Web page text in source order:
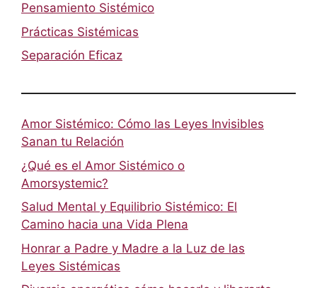
Pensamiento Sistémico
Prácticas Sistémicas
Separación Eficaz
Amor Sistémico: Cómo las Leyes Invisibles
Sanan tu Relación
¿Qué es el Amor Sistémico o
Amorsystemic?
Salud Mental y Equilibrio Sistémico: El
Camino hacia una Vida Plena
Honrar a Padre y Madre a la Luz de las
Leyes Sistémicas